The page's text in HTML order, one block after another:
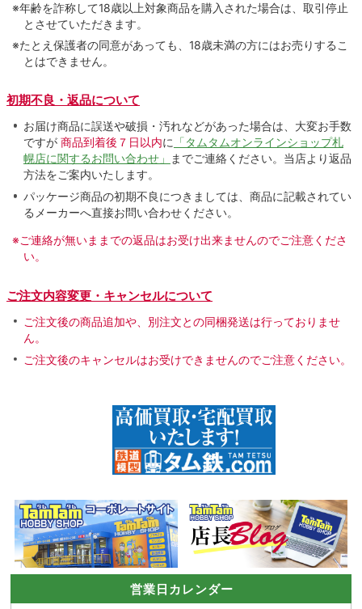
※年齢を詐称して18歳以上対象商品を購入された場合は、取引停止
とさせていただきます。
※たとえ保護者の同意があっても、18歳未満の方にはお売りするこ
とはできません。
初期不良・返品について
お届け商品に誤送や破損・汚れなどがあった場合は、大変お手数
ですが 商品到着後７日以内に 「タムタムオンラインショップ札
幌店に関するお問い合わせ」
までご連絡ください。当店より返品
方法をご案内いたします。
パッケージ商品の初期不良につきましては、商品に記載されてい
るメーカーへ直接お問い合わせください。
※ご連絡が無いままでの返品はお受け出来ませんのでご注意くださ
い。
ご注文内容変更・キャンセルについて
ご注文後の商品追加や、別注文との同梱発送は行っておりませ
ん。
ご注文後のキャンセルはお受けできませんのでご注意ください。
営業日カレンダー